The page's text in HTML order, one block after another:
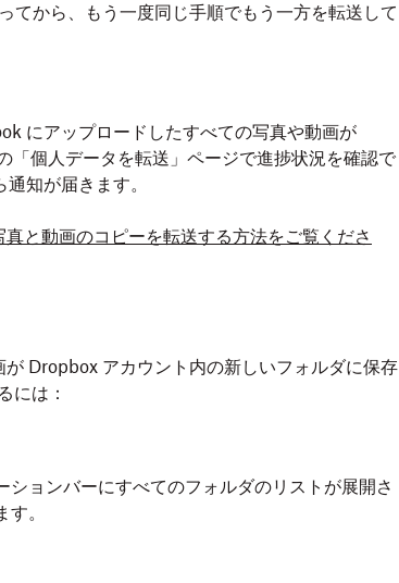
てから、もう一度同じ手順でもう一方を転送して
にアップロードしたすべての写真や動画が
個人データを転送」ページで進捗状況を確認で
知が届きます。
と動画のコピーを転送する方法をご覧くださ
Dropbox アカウント内の新しいフォルダに保存
には：
ョンバーにすべてのフォルダのリストが展開さ
。